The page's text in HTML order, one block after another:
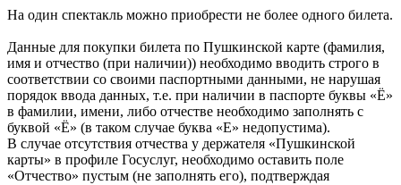
На один спектакль можно приобрести не более одного билета.
Данные для покупки билета по Пушкинской карте (фамилия,
имя и отчество (при наличии)) необходимо вводить строго в
соответствии со своими паспортными данными, не нарушая
порядок ввода данных, т.е. при наличии в паспорте буквы «Ё»
в фамилии, имени, либо отчестве необходимо заполнять с
буквой «Ё» (в таком случае буква «Е» недопустима).
В случае отсутствия отчества у держателя «Пушкинской
карты» в профиле Госуслуг, необходимо оставить поле
«Отчество» пустым (не заполнять его), подтверждая